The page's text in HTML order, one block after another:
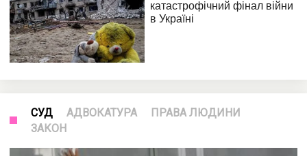
СУД АДВОКАТУРА
ПРАВА ЛЮДИНИ
ЗАКОН